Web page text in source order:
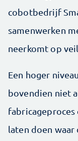
cobotbedrijf
samenwerken
neerkomt op
Een hoger
bovendien niet
laten doen waar